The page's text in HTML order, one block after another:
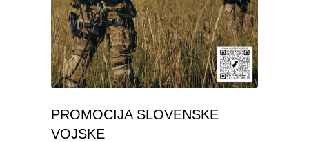
PROMOCIJA SLOVENSKE
VOJSKE